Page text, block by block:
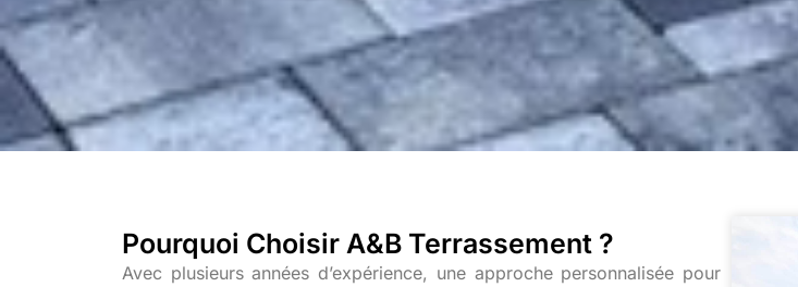
Pourquoi Choisir A&B Terrassement ?
Avec plusieurs années d’expérience, une approche personnalisée pour